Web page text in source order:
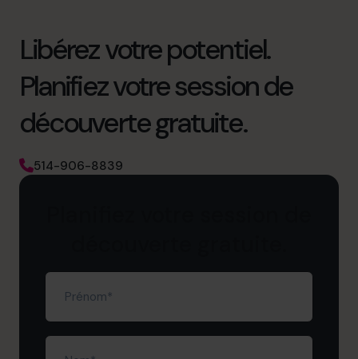
Libérez votre potentiel.
Planifiez votre session de
découverte gratuite.
514-906-8839
Prénom
Nom